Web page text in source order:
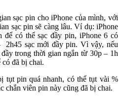
sạc pin cho iPhone của mình, với
sạc pin sẽ càng lâu. Ví dụ: iPhone
để có thể sạc đầy pin, iPhone 6 có
2h45 sạc mới đầy pin. Vì vậy, nếu
trong thời gian ngắn từ 30p – 1h
đã bị chai.
tụt pin quá nhanh, có thể tụt vài %
chắn viên pin này cũng đã bị chai.